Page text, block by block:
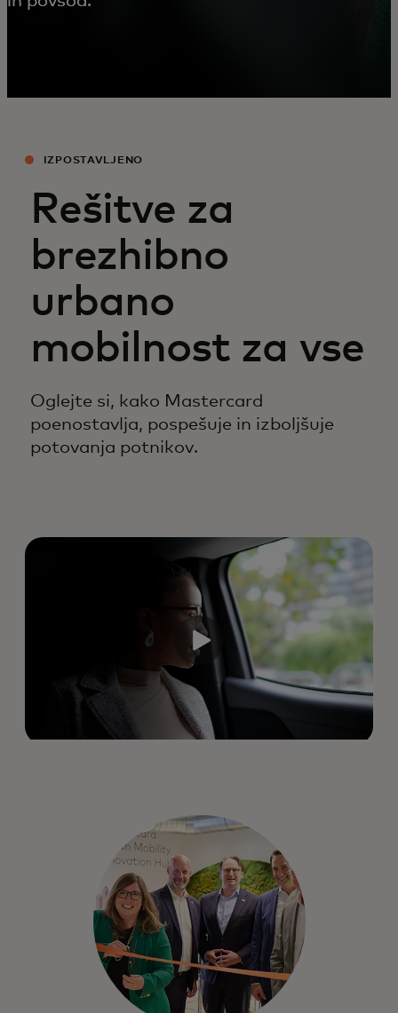
IZPOSTAVLJENO
Rešitve za
brezhibno
urbano
mobilnost za vse
Oglejte si, kako Mastercard
poenostavlja, pospešuje in izboljšuje
potovanja potnikov.